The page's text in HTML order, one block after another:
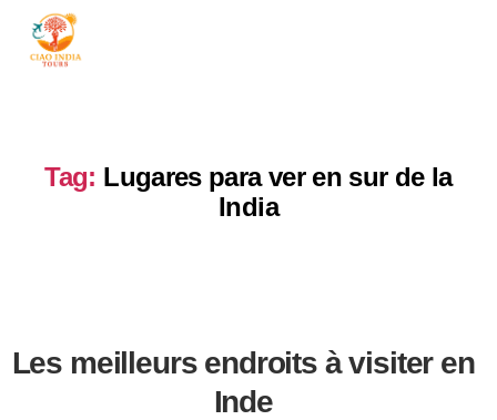
Tag: Lugares para ver en sur de la
India
Les meilleurs endroits à visiter en
Inde